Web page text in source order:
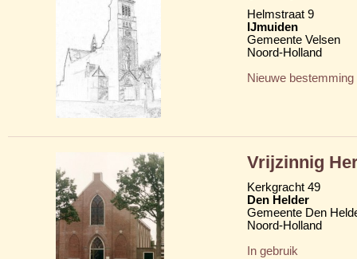
Helmstraat 9
IJmuiden
Gemeente Velsen
Noord-Holland
Nieuwe bestemming
Vrijzinnig
Kerkgracht 49
Den Helder
Gemeente Den
Noord-Holland
In gebruik